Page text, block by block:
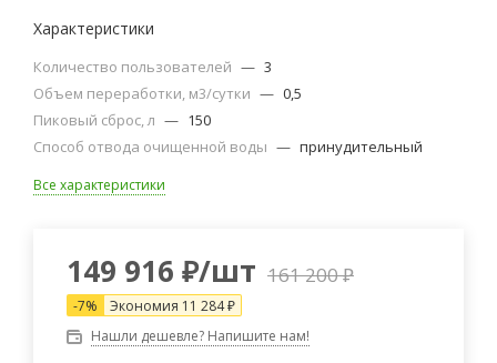
Характеристики
Количество пользователей — 3
Объем переработки, м3/сутки — 0,5
Пиковый сброс, л — 150
Способ отвода очищенной воды — принудительный
Все характеристики
149 916 ₽/шт 161 200₽
-7% Экономия 11 284₽
Нашли дешевле? Напишите нам!